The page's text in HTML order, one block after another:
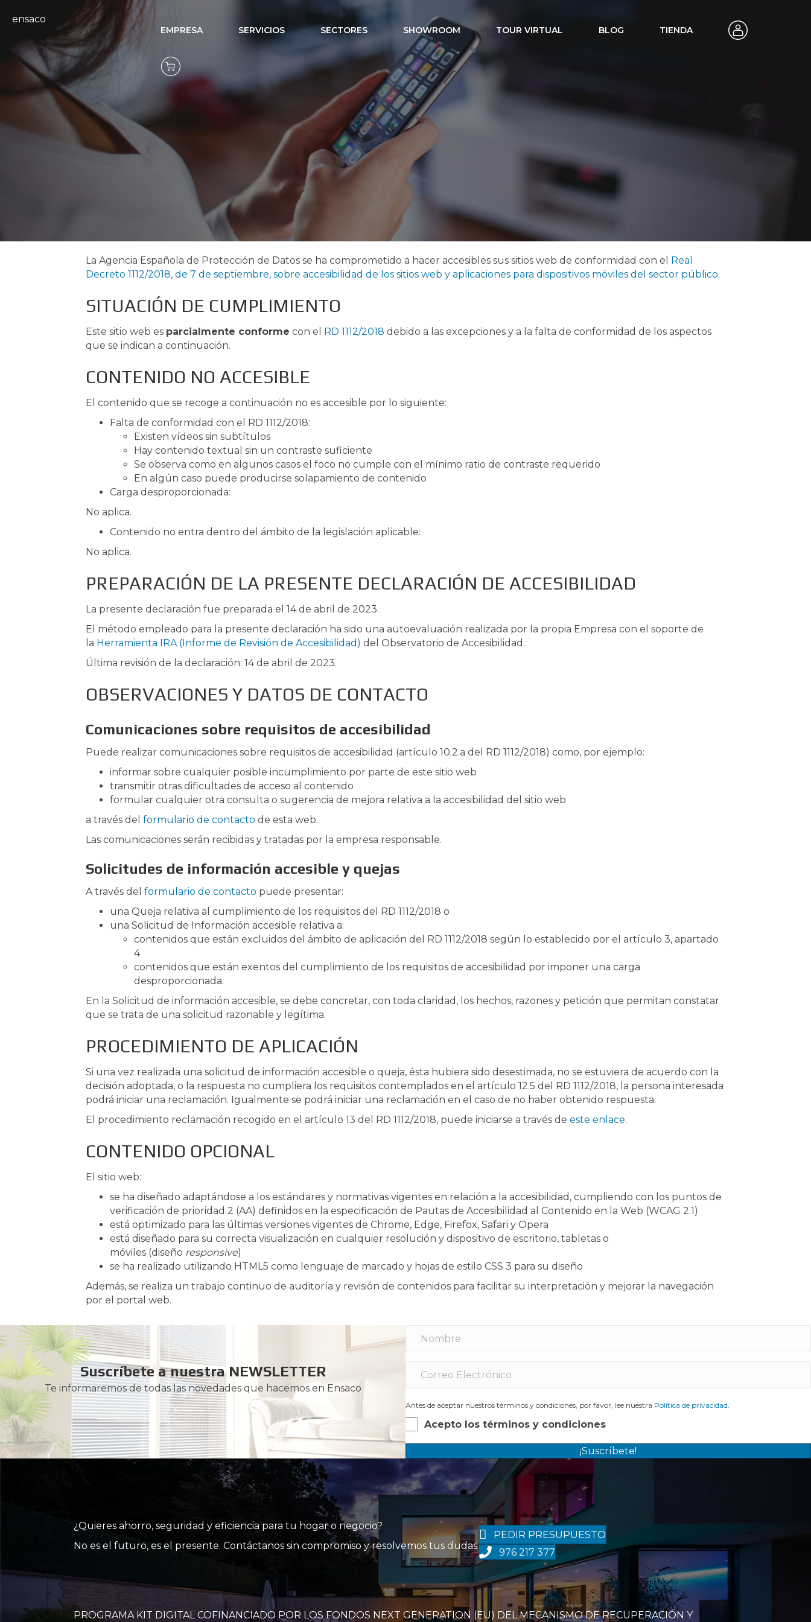
ensaco
EMPRESA SERVICIOS SECTORES SHOWROOM TOUR VIRTUAL BLOG TIENDA
Accesibilidad
La Agencia Española de Protección de Datos se ha comprometido a hacer accesibles sus sitios web de conformidad con el Real
Decreto 1112/2018, de 7 de septiembre, sobre accesibilidad de los sitios web y aplicaciones para dispositivos móviles del sector público.
SITUACIÓN DE CUMPLIMIENTO
Este sitio web es parcialmente conforme con el RD 1112/2018 debido a las excepciones y a la falta de conformidad de los aspectos
que se indican a continuación.
CONTENIDO NO ACCESIBLE
El contenido que se recoge a continuación no es accesible por lo siguiente:
Falta de conformidad con el RD 1112/2018:
Existen vídeos sin subtítulos
Hay contenido textual sin un contraste suficiente
Se observa como en algunos casos el foco no cumple con el mínimo ratio de contraste requerido
En algún caso puede producirse solapamiento de contenido
Carga desproporcionada:
No aplica.
Contenido no entra dentro del ámbito de la legislación aplicable:
No aplica.
PREPARACIÓN DE LA PRESENTE DECLARACIÓN DE ACCESIBILIDAD
La presente declaración fue preparada el 14 de abril de 2023.
El método empleado para la presente declaración ha sido una autoevaluación realizada por la propia Empresa con el soporte de
la Herramienta IRA (Informe de Revisión de Accesibilidad) del Observatorio de Accesibilidad.
Última revisión de la declaración: 14 de abril de 2023.
OBSERVACIONES Y DATOS DE CONTACTO
Comunicaciones sobre requisitos de accesibilidad
Puede realizar comunicaciones sobre requisitos de accesibilidad (artículo 10.2.a del RD 1112/2018) como, por ejemplo:
informar sobre cualquier posible incumplimiento por parte de este sitio web
transmitir otras dificultades de acceso al contenido
formular cualquier otra consulta o sugerencia de mejora relativa a la accesibilidad del sitio web
a través del formulario de contacto de esta web.
Las comunicaciones serán recibidas y tratadas por la empresa responsable.
Solicitudes de información accesible y quejas
A través del formulario de contacto puede presentar:
una Queja relativa al cumplimiento de los requisitos del RD 1112/2018 o
una Solicitud de Información accesible relativa a:
contenidos que están excluidos del ámbito de aplicación del RD 1112/2018 según lo establecido por el artículo 3, apartado
4
contenidos que están exentos del cumplimiento de los requisitos de accesibilidad por imponer una carga
desproporcionada.
En la Solicitud de información accesible, se debe concretar, con toda claridad, los hechos, razones y petición que permitan constatar
que se trata de una solicitud razonable y legítima.
PROCEDIMIENTO DE APLICACIÓN
Si una vez realizada una solicitud de información accesible o queja, ésta hubiera sido desestimada, no se estuviera de acuerdo con la
decisión adoptada, o la respuesta no cumpliera los requisitos contemplados en el artículo 12.5 del RD 1112/2018, la persona interesada
podrá iniciar una reclamación. Igualmente se podrá iniciar una reclamación en el caso de no haber obtenido respuesta.
El procedimiento reclamación recogido en el artículo 13 del RD 1112/2018, puede iniciarse a través de este enlace.
CONTENIDO OPCIONAL
El sitio web:
se ha diseñado adaptándose a los estándares y normativas vigentes en relación a la accesibilidad, cumpliendo con los puntos de
verificación de prioridad 2 (AA) definidos en la especificación de Pautas de Accesibilidad al Contenido en la Web (WCAG 2.1)
está optimizado para las últimas versiones vigentes de Chrome, Edge, Firefox, Safari y Opera
está diseñado para su correcta visualización en cualquier resolución y dispositivo de escritorio, tabletas o
móviles (diseño responsive)
se ha realizado utilizando HTML5 como lenguaje de marcado y hojas de estilo CSS 3 para su diseño
Además, se realiza un trabajo continuo de auditoría y revisión de contenidos para facilitar su interpretación y mejorar la navegación
por el portal web.
Suscríbete a nuestra NEWSLETTER
Te informaremos de todas las novedades que hacemos en Ensaco
Antes de aceptar nuestros términos y condiciones, por favor, lee nuestra Política de privacidad.
Acepto los términos y condiciones
¡Suscríbete!
¿Quieres ahorro, seguridad y eficiencia para tu hogar o negocio?
No es el futuro, es el presente. Contáctanos sin compromiso y resolvemos tus dudas
PEDIR PRESUPUESTO
976 217 377
PROGRAMA KIT DIGITAL COFINANCIADO POR LOS FONDOS NEXT GENERATION (EU) DEL MECANISMO DE RECUPERACIÓN Y